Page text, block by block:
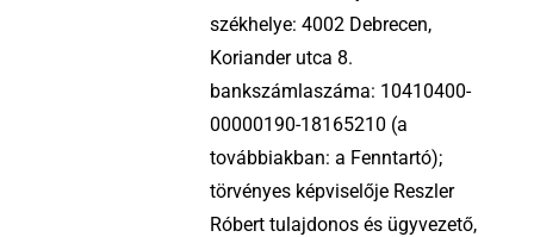
székhelye: 4002 Debrecen,
Koriander utca 8.
bankszámlaszáma: 10410400-
00000190-18165210 (a
továbbiakban: a Fenntartó);
törvényes képviselője Reszler
Róbert tulajdonos és ügyvezető,